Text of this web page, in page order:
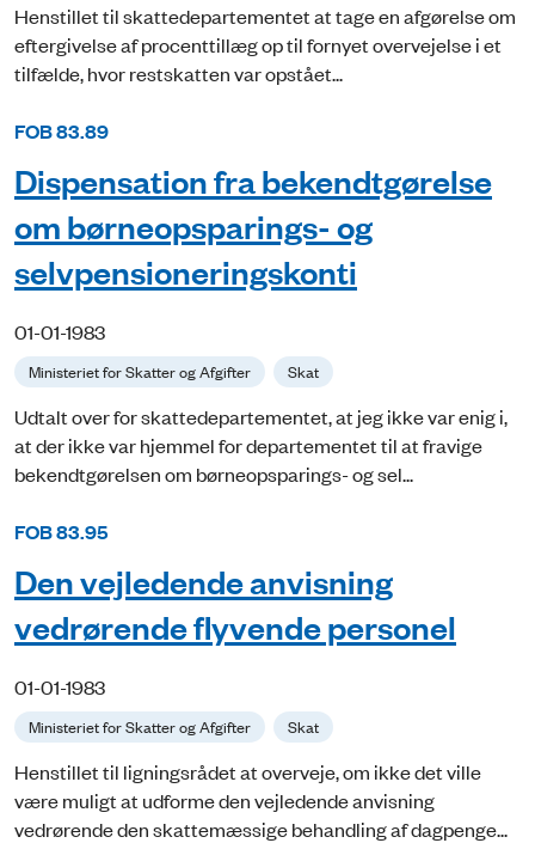
Henstillet til skattedepartementet at tage en afgørelse om
eftergivelse af procenttillæg op til fornyet overvejelse i et
tilfælde, hvor restskatten var opstået...
FOB 83.89
Dispensation fra bekendtgørelse
om børneopsparings- og
selvpensioneringskonti
01-01-1983
Ministeriet for Skatter og Afgifter Skat
Udtalt over for skattedepartementet, at jeg ikke var enig i,
at der ikke var hjemmel for departementet til at fravige
bekendtgørelsen om børneopsparings- og sel...
FOB 83.95
Den vejledende anvisning
vedrørende flyvende personel
01-01-1983
Ministeriet for Skatter og Afgifter Skat
Henstillet til ligningsrådet at overveje, om ikke det ville
være muligt at udforme den vejledende anvisning
vedrørende den skattemæssige behandling af dagpenge...